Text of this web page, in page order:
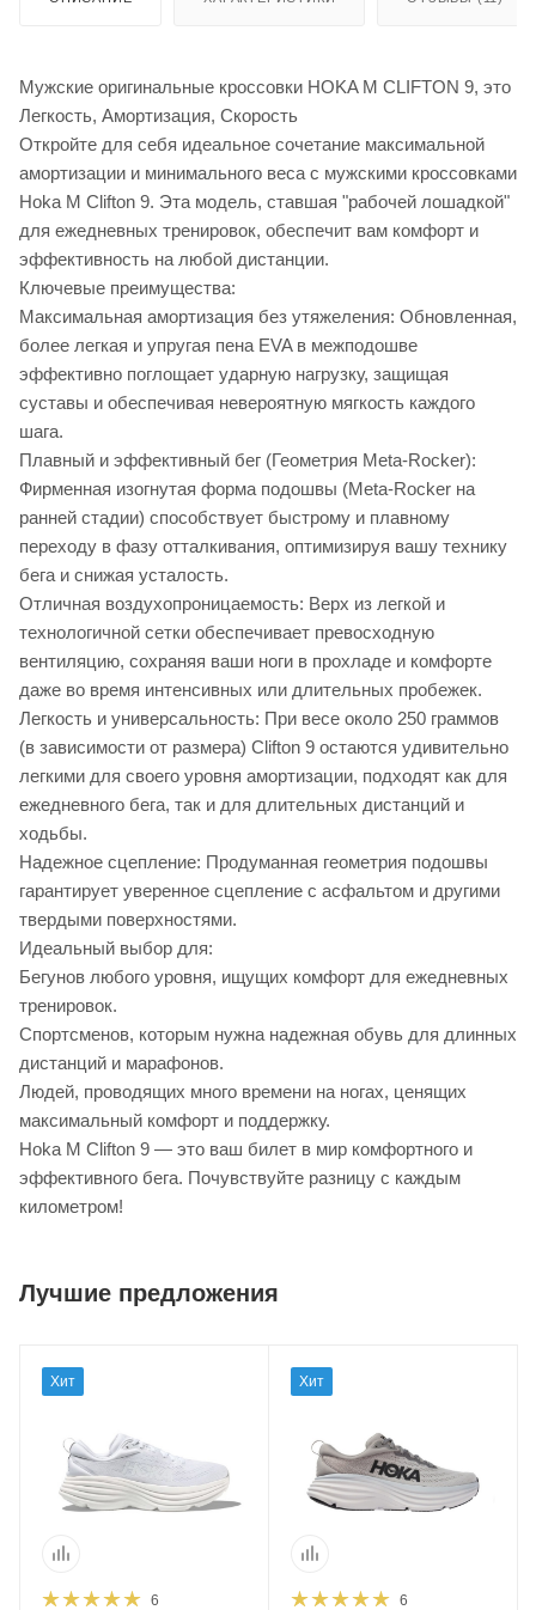
Мужские оригинальные кроссовки HOKA M CLIFTON 9, это
Легкость, Амортизация, Скорость
Откройте для себя идеальное сочетание максимальной
амортизации и минимального веса с мужскими кроссовками
Hoka M Clifton 9. Эта модель, ставшая "рабочей лошадкой"
для ежедневных тренировок, обеспечит вам комфорт и
эффективность на любой дистанции.
Ключевые преимущества:
Максимальная амортизация без утяжеления: Обновленная,
более легкая и упругая пена EVA в межподошве
эффективно поглощает ударную нагрузку, защищая
суставы и обеспечивая невероятную мягкость каждого
шага.
Плавный и эффективный бег (Геометрия Meta-Rocker):
Фирменная изогнутая форма подошвы (Meta-Rocker на
ранней стадии) способствует быстрому и плавному
переходу в фазу отталкивания, оптимизируя вашу технику
бега и снижая усталость.
Отличная воздухопроницаемость: Верх из легкой и
технологичной сетки обеспечивает превосходную
вентиляцию, сохраняя ваши ноги в прохладе и комфорте
даже во время интенсивных или длительных пробежек.
Легкость и универсальность: При весе около 250 граммов
(в зависимости от размера) Clifton 9 остаются удивительно
легкими для своего уровня амортизации, подходят как для
ежедневного бега, так и для длительных дистанций и
ходьбы.
Надежное сцепление: Продуманная геометрия подошвы
гарантирует уверенное сцепление с асфальтом и другими
твердыми поверхностями.
Идеальный выбор для:
Бегунов любого уровня, ищущих комфорт для ежедневных
тренировок.
Спортсменов, которым нужна надежная обувь для длинных
дистанций и марафонов.
Людей, проводящих много времени на ногах, ценящих
максимальный комфорт и поддержку.
Hoka M Clifton 9 — это ваш билет в мир комфортного и
эффективного бега. Почувствуйте разницу с каждым
километром!
Лучшие предложения
Хит
6
Хит
6